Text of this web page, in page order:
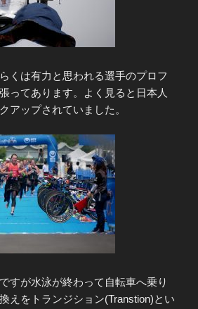
くは有力と思われる選手のプロフ
ってあります。よく見ると日本人
アップされていました。
すが水泳が終わって自転車へ乗り
えをトランジション(Transtion)とい